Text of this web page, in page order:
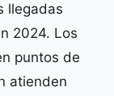
llegadas
2024. Los
puntos de
atienden